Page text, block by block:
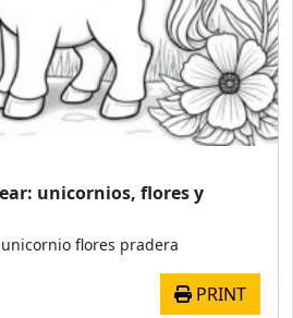
unicornios, flores y
flores pradera
PRINT